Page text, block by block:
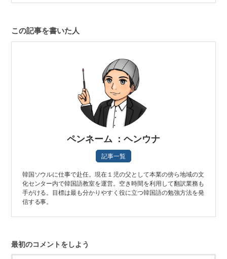
この記事を書いた人
ペンネーム ：ヘンウナ
記事一覧
韓国ソウルに仕事で赴任。現在１児の父として本業の傍ら地域の文
化センター内で韓国語教室を運営。空き時間を利用して翻訳業務も
手がける。目標は最も分かりやすく役に立つ韓国語の勉強方法を発
信する事。
最初のコメントをしよう